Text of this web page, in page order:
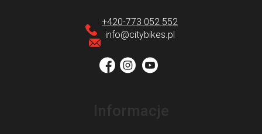
info@citybikes.pl
+420-773 052 552